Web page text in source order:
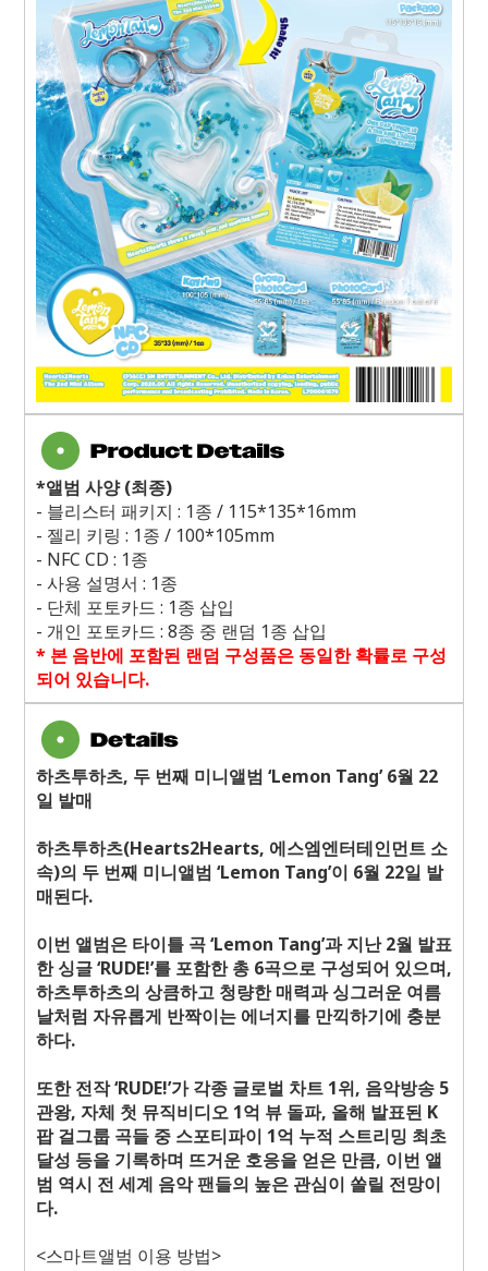
*앨범 사양(최종)
- 블리스터 패키지 : 1종 / 115*135*16mm
- 젤리 키링 : 1종 / 100*105mm
- NFC CD : 1종
- 사용 설명서 : 1종
- 단체 포토카드 : 1종 삽입
- 개인 포토카드 : 8종 중 랜덤 1종 삽입
* 본 음반에 포함된 랜덤 구성품은 동일한 확률로 구성
되어 있습니다.
하츠투하츠, 두 번째 미니앨범 ‘Lemon Tang’ 6월 22
일 발매
하츠투하츠(Hearts2Hearts, 에스엠엔터테인먼트 소
속)의 두 번째 미니앨범 ‘Lemon Tang’이 6월 22일 발
매된다.
이번 앨범은 타이틀 곡 ‘Lemon Tang’과 지난 2월 발표
한 싱글 ‘RUDE!’를 포함한 총 6곡으로 구성되어 있으며,
하츠투하츠의 상큼하고 청량한 매력과 싱그러운 여름
날처럼 자유롭게 반짝이는 에너지를 만끽하기에 충분
하다.
또한 전작 ‘RUDE!’가 각종 글로벌 차트 1위, 음악방송 5
관왕, 자체 첫 뮤직비디오 1억 뷰 돌파, 올해 발표된 K
팝 걸그룹 곡들 중 스포티파이 1억 누적 스트리밍 최초
달성 등을 기록하며 뜨거운 호응을 얻은 만큼, 이번 앨
범 역시 전 세계 음악 팬들의 높은 관심이 쏠릴 전망이
다.
<스마트앨범 이용 방법>